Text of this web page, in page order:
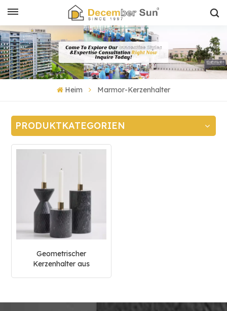
Heim Marmor-Kerzenhalter
PRODUKTKATEGORIEN
Geometrischer
Kerzenhalter aus